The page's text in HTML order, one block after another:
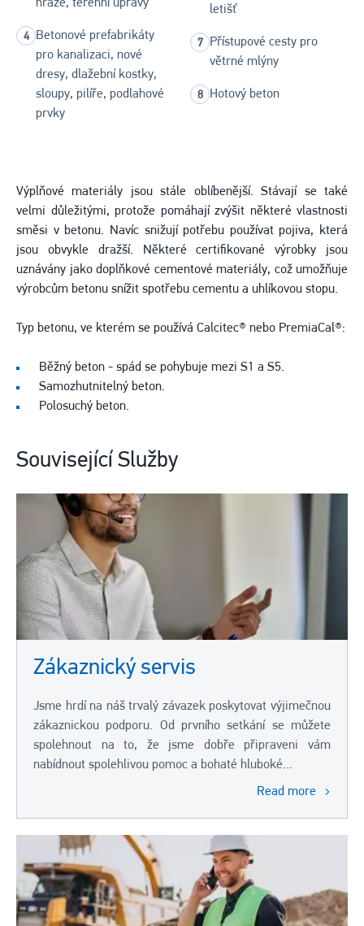
hráze, terénní úpravy
Betonové prefabrikáty
pro kanalizaci, nové
dresy, dlažební kostky,
sloupy, pilíře, podlahové
prvky
letišť
Přístupové cesty pro
větrné mlýny
Hotový beton
Výplňové materiály jsou stále oblíbenější. Stávají se také
velmi důležitými, protože pomáhají zvýšit některé vlastnosti
směsi v betonu. Navíc snižují potřebu používat pojiva, která
jsou obvykle dražší. Některé certifikované výrobky jsou
uznávány jako doplňkové cementové materiály, což umožňuje
výrobcům betonu snížit spotřebu cementu a uhlíkovou stopu.
Typ betonu, ve kterém se používá Calcitec® nebo PremiaCal®:
Běžný beton - spád se pohybuje mezi S1 a S5.
Samozhutnitelný beton.
Polosuchý beton.
Související Služby
Zákaznický servis
Jsme hrdí na náš trvalý závazek poskytovat výjimečnou
zákaznickou podporu. Od prvního setkání se můžete
spolehnout na to, že jsme dobře připraveni vám
nabídnout spolehlivou pomoc a bohaté hluboké...
Read more